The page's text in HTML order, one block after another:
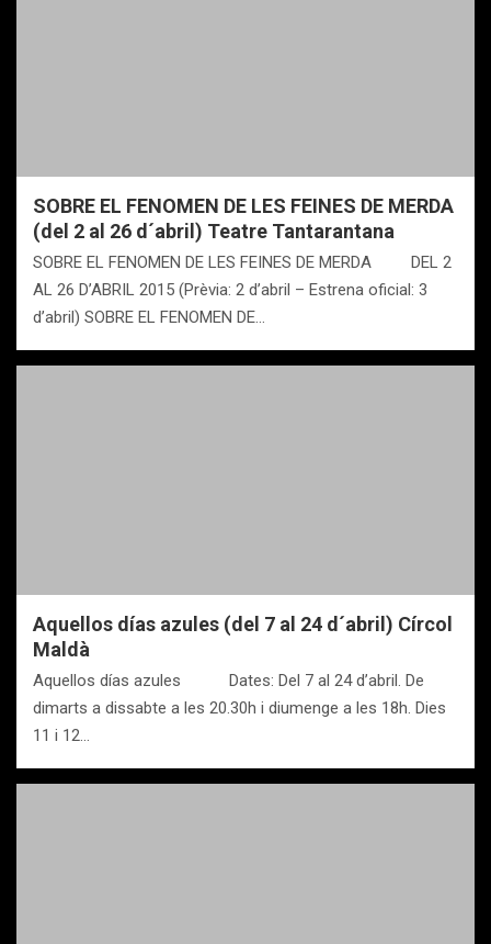
SOBRE EL FENOMEN DE LES FEINES DE MERDA
(del 2 al 26 d´abril) Teatre Tantarantana
SOBRE EL FENOMEN DE LES FEINES DE MERDA DEL 2
AL 26 D’ABRIL 2015 (Prèvia: 2 d’abril – Estrena oficial: 3
d’abril) SOBRE EL FENOMEN DE…
Aquellos días azules (del 7 al 24 d´abril) Círcol
Maldà
Aquellos días azules Dates: Del 7 al 24 d’abril. De
dimarts a dissabte a les 20.30h i diumenge a les 18h. Dies
11 i 12…